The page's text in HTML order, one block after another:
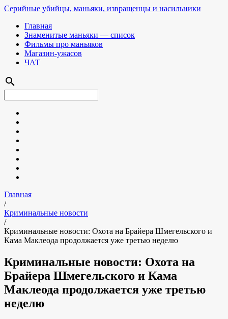
Серийные убийцы, маньяки, извращенцы и насильники
Главная
Знаменитые маньяки — список
Фильмы про маньяков
Магазин-ужасов
ЧАТ
search
Главная
/
Криминальные новости
/
Криминальные новости: Охота на Брайера Шмегельского и
Кама Маклеода продолжается уже третью неделю
Криминальные новости: Охота на
Брайера Шмегельского и Кама
Маклеода продолжается уже третью
неделю